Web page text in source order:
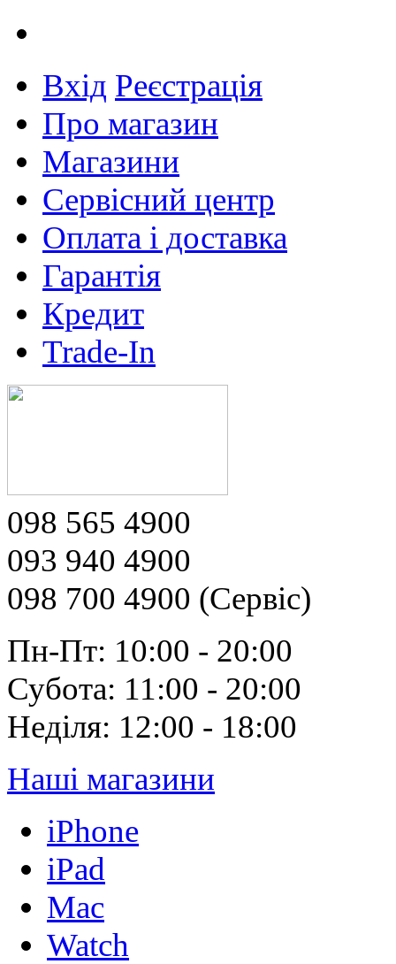
Вхід Реєстрація
Про магазин
Магазини
Сервісний центр
Оплата і доставка
Гарантія
Кредит
Trade-In
098 565 4900
093 940 4900
098 700 4900 (Сервіс)
Пн-Пт: 10:00 - 20:00
Субота: 11:00 - 20:00
Неділя: 12:00 - 18:00
Наші магазини
iPhone
iPad
Mac
Watch